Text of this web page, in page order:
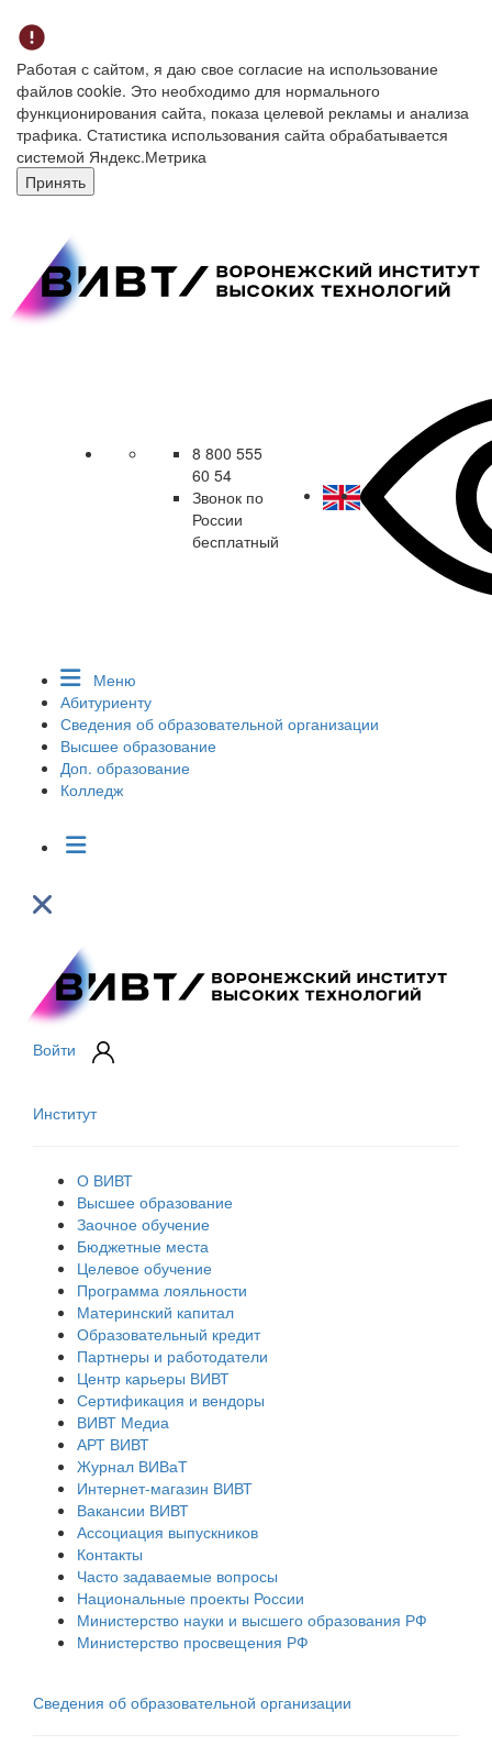
Работая с сайтом, я даю свое согласие на использование
файлов cookie. Это необходимо для нормального
функционирования сайта, показа целевой рекламы и анализа
трафика. Статистика использования сайта обрабатывается
системой Яндекс.Метрика
Принять
8 800 555
60 54
Звонок по
России
бесплатный
Меню
Абитуриенту
Сведения об образовательной организации
Высшее образование
Доп. образование
Колледж
Войти
Институт
О ВИВТ
Высшее образование
Заочное обучение
Бюджетные места
Целевое обучение
Программа лояльности
Материнский капитал
Образовательный кредит
Партнеры и работодатели
Центр карьеры ВИВТ
Сертификация и вендоры
ВИВТ Медиа
АРТ ВИВТ
Журнал ВИВаТ
Интернет-магазин ВИВТ
Вакансии ВИВТ
Ассоциация выпускников
Контакты
Часто задаваемые вопросы
Национальные проекты России
Министерство науки и высшего образования РФ
Министерство просвещения РФ
Сведения об образовательной организации